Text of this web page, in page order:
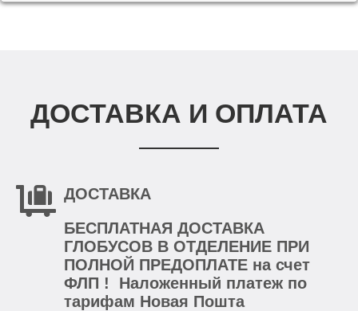
ДОСТАВКА И ОПЛАТА
ДОСТАВКА
БЕСПЛАТНАЯ ДОСТАВКА
ГЛОБУСОВ В ОТДЕЛЕНИЕ ПРИ
ПОЛНОЙ ПРЕДОПЛАТЕ на счет
ФЛП ! Наложенный платеж по
тарифам Новая Пошта